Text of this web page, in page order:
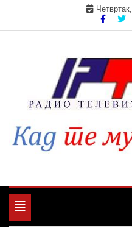
Toggle
navigation